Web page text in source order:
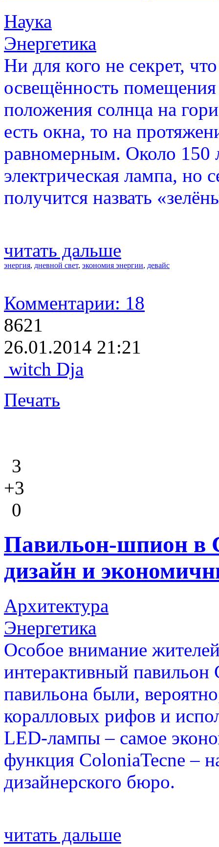
Наука
Энергетика
Ни для кого не секрет,
освещённость помещения
положения солнца на
есть окна, то на
равномерным. Около 150
электрическая лампа, но
получится назвать
читать дальше
энергия, дневной свет, экономия энергии, девайс
Комментарии: 18
8621
26.01.2014 21:21
witch Dja
Печать
3
+3
0
Павильон-шпион в
дизайн и
Архитектура
Энергетика
Особое внимание
интерактивный павильон
павильона были,
коралловых рифов и
LED-лампы – самое
функция ColoniaTecne –
дизайнерского бюро.
читать дальше